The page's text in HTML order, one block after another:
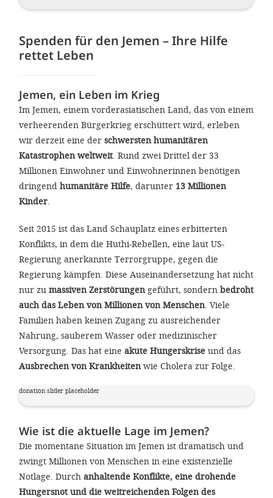
Spenden für den Jemen – Ihre Hilfe
rettet Leben
Jemen, ein Leben im Krieg
Im Jemen, einem vorderasiatischen Land, das von einem
verheerenden Bürgerkrieg erschüttert wird, erleben
wir derzeit eine der schwersten humanitären
Katastrophen weltweit. Rund zwei Drittel der 33
Millionen Einwohner und Einwohnerinnen benötigen
dringend humanitäre Hilfe, darunter 13 Millionen
Kinder.
Seit 2015 ist das Land Schauplatz eines erbitterten
Konflikts, in dem die Huthi-Rebellen, eine laut US-
Regierung anerkannte Terrorgruppe, gegen die
Regierung kämpfen. Diese Auseinandersetzung hat nicht
nur zu massiven Zerstörungengeführt, sondern bedroht
auch das Leben von Millionen von Menschen. Viele
Familien haben keinen Zugang zu ausreichender
Nahrung, sauberem Wasser oder medizinischer
Versorgung. Das hat eine akute Hungerskrise und das
Ausbrechen von Krankheitenwie Cholera zur Folge.
donation slider placeholder
Wie ist die aktuelle Lage im Jemen?
Die momentane Situation im Jemen ist dramatisch und
zwingt Millionen von Menschen in eine existenzielle
Notlage. Durch anhaltende Konflikte, eine drohende
Hungersnot und die weitreichenden Folgen des
unsere
gewinnen.
'Cookie-
ALLEN